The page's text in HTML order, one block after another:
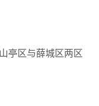
亭区与薛城区两区